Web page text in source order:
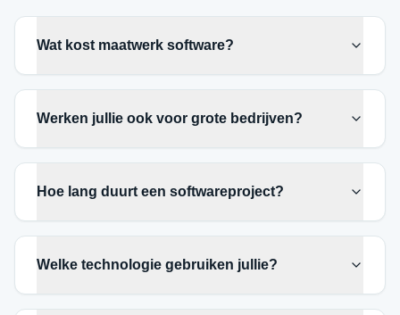
Wat kost maatwerk software?
Werken jullie ook voor grote bedrijven?
Hoe lang duurt een softwareproject?
Welke technologie gebruiken jullie?